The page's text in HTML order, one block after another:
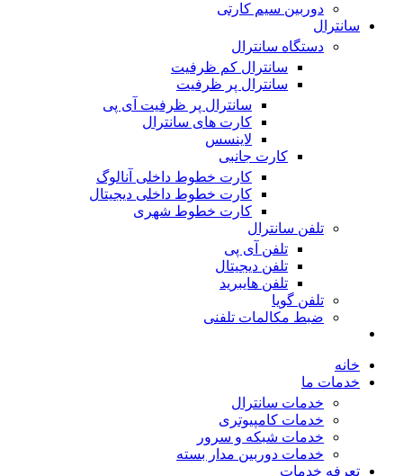
دوربین سیم کارتی
سانترال
دستگاه سانترال
سانترال کم ظرفیت
سانترال پر ظرفیت
سانترال پر ظرفیت آی پی
کارت های سانترال
لاینسس
کارت جانبی
کارت خطوط داخلی آنالوگ
کارت خطوط داخلی دیجیتال
کارت خطوط شهری
تلفن سانترال
تلفن آی پی
تلفن دیجیتال
تلفن هایبرید
تلفن گویا
ضبط مکالمات تلفنی
خانه
خدمات ما
خدمات سانترال
خدمات کامپیوتری
خدمات شبکه و سرور
خدمات دوربین مدار بسته
تعرفه خدمات